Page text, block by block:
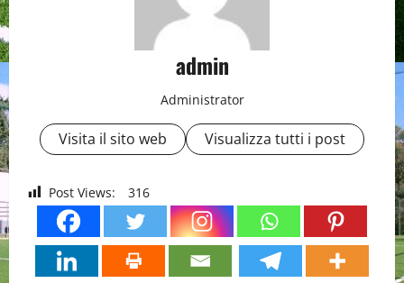
admin
Administrator
Visita il sito web Visualizza tutti i post
Post Views: 316